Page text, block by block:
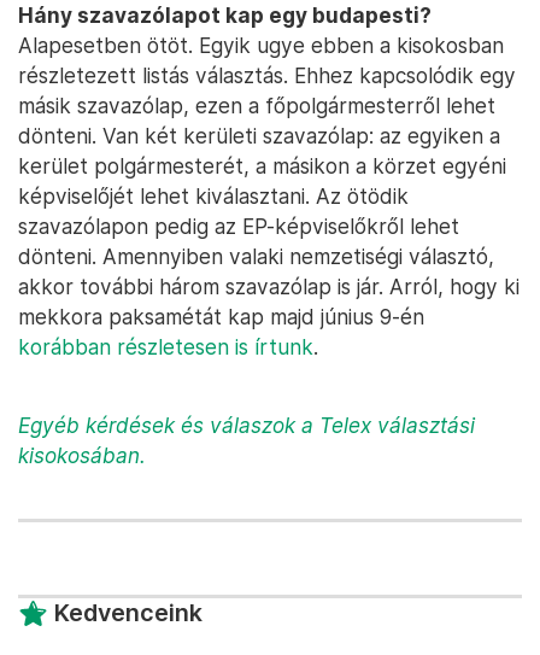
Hány szavazólapot kap egy budapesti?
Alapesetben ötöt. Egyik ugye ebben a kisokosban
részletezett listás választás. Ehhez kapcsolódik egy
másik szavazólap, ezen a főpolgármesterről lehet
dönteni. Van két kerületi szavazólap: az egyiken a
kerület polgármesterét, a másikon a körzet egyéni
képviselőjét lehet kiválasztani. Az ötödik
szavazólapon pedig az EP-képviselőkről lehet
dönteni. Amennyiben valaki nemzetiségi választó,
akkor további három szavazólap is jár. Arról, hogy ki
mekkora paksamétát kap majd június 9-én
korábban részletesen is írtunk.
Egyéb kérdések és válaszok a Telex választási
kisokosában.
Kedvenceink